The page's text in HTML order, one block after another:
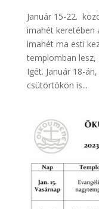
Január 15-22.
imahét keretében
imahét ma esti
templomban lesz,
Igét. Január 18-
csütörtökön is...